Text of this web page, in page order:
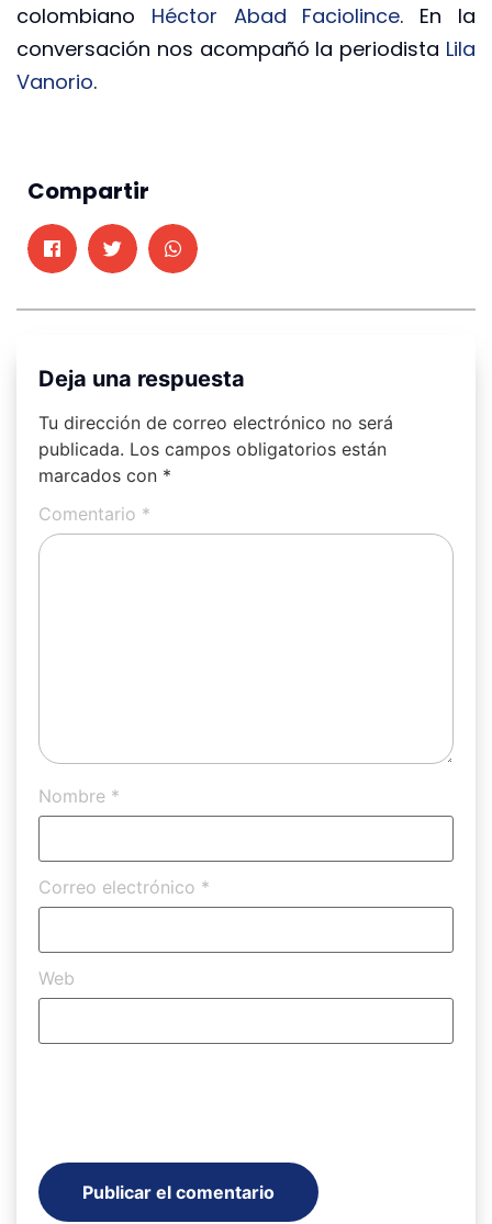
colombiano Héctor Abad Faciolince. En la
conversación nos acompañó la periodista Lila
Vanorio.
Compartir
Deja una respuesta
Tu dirección de correo electrónico no será
publicada. Los campos obligatorios están
marcados con *
Comentario *
Nombre *
Correo electrónico *
Web